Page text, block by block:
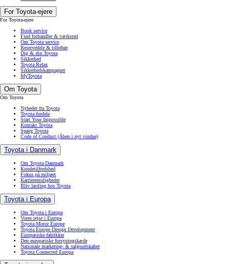
For Toyota-ejere
For Toyota-ejere
Book service
Find forhandler & værksted
Om Toyota service
Reservedele & tilbehør
Dig & din Toyota
Sikkerhed
Toyota Relax
Sikkerhedskampagner
MyToyota
Om Toyota
Om Toyota
Nyheder fra Toyota
Toyota fordele
Start Your Impossible
Kontakt Toyota
Spørg Toyota
Code of Conduct (Åben i nyt vindue)
Toyota i Danmark
Om Toyota Danmark
Kundetilfredshed
Fokus på miljøet
Karrieremuligheder
Bliv lærling hos Toyota
Toyota i Europa
Om Toyota i Europa
Vores rejse i Europa
Toyota Motor Europe
Toyota Europe Design Development
Europæiske fabrikker
Den europæiske forsyningskæde
Nationale marketing- & salgsselskaber
Toyota Connected Europa